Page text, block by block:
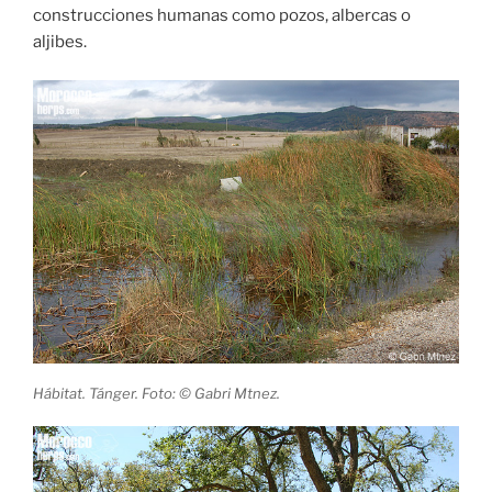
construcciones humanas como pozos, albercas o
aljibes.
Hábitat. Tánger. Foto: © Gabri Mtnez.